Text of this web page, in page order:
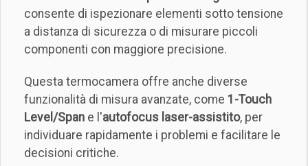
consente di ispezionare elementi sotto tensione
a distanza di sicurezza o di misurare piccoli
componenti con maggiore precisione.
Questa termocamera offre anche diverse
funzionalità di misura avanzate, come 1-Touch
Level/Span e l'autofocus laser-assistito, per
individuare rapidamente i problemi e facilitare le
decisioni critiche.